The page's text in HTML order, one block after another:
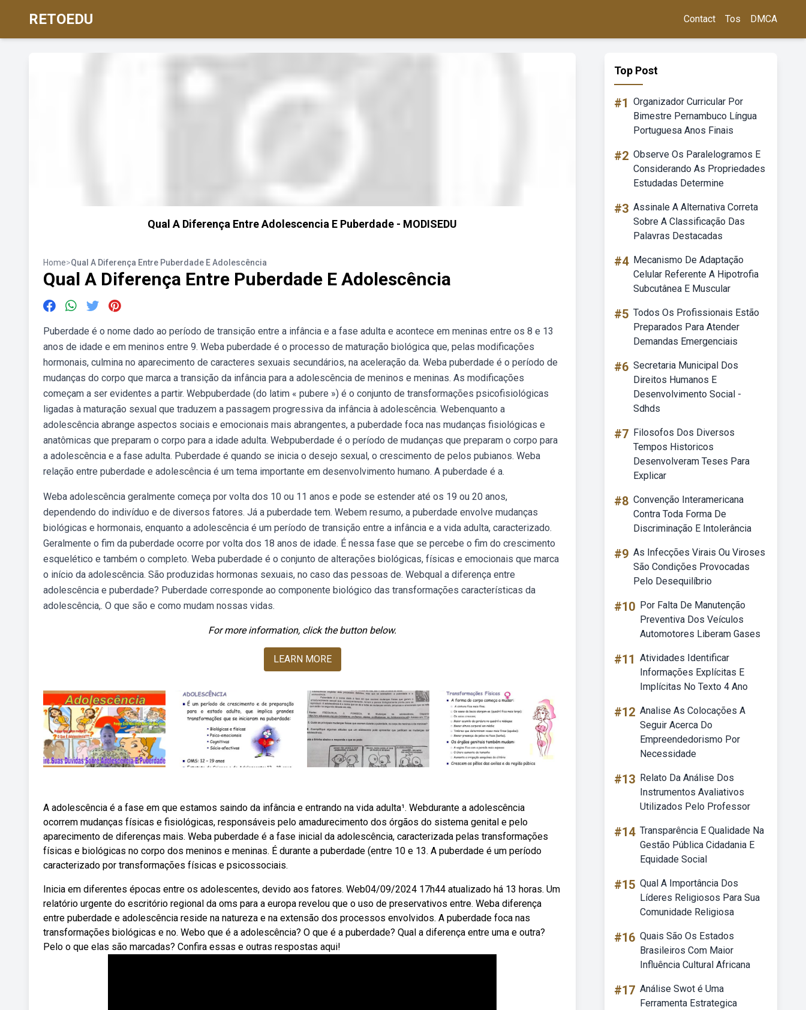
RETOEDU Contact Tos DMCA
Qual A Diferença Entre Adolescencia E Puberdade - MODISEDU
Home>Qual A Diferença Entre Puberdade E Adolescência
Qual A Diferença Entre Puberdade E Adolescência
Puberdade é o nome dado ao período de transição entre a infância e a fase adulta e acontece em meninas entre os 8 e 13
anos de idade e em meninos entre 9. Weba puberdade é o processo de maturação biológica que, pelas modificações
hormonais, culmina no aparecimento de caracteres sexuais secundários, na aceleração da. Weba puberdade é o período de
mudanças do corpo que marca a transição da infância para a adolescência de meninos e meninas. As modificações
começam a ser evidentes a partir. Webpuberdade (do latim « pubere ») é o conjunto de transformações psicofisiológicas
ligadas à maturação sexual que traduzem a passagem progressiva da infância à adolescência. Webenquanto a
adolescência abrange aspectos sociais e emocionais mais abrangentes, a puberdade foca nas mudanças fisiológicas e
anatômicas que preparam o corpo para a idade adulta. Webpuberdade é o período de mudanças que preparam o corpo para
a adolescência e a fase adulta. Puberdade é quando se inicia o desejo sexual, o crescimento de pelos pubianos. Weba
relação entre puberdade e adolescência é um tema importante em desenvolvimento humano. A puberdade é a.
Weba adolescência geralmente começa por volta dos 10 ou 11 anos e pode se estender até os 19 ou 20 anos,
dependendo do indivíduo e de diversos fatores. Já a puberdade tem. Webem resumo, a puberdade envolve mudanças
biológicas e hormonais, enquanto a adolescência é um período de transição entre a infância e a vida adulta, caracterizado.
Geralmente o fim da puberdade ocorre por volta dos 18 anos de idade. É nessa fase que se percebe o fim do crescimento
esquelético e também o completo. Weba puberdade é o conjunto de alterações biológicas, físicas e emocionais que marca
o início da adolescência. São produzidas hormonas sexuais, no caso das pessoas de. Webqual a diferença entre
adolescência e puberdade? Puberdade corresponde ao componente biológico das transformações características da
adolescência,. O que são e como mudam nossas vidas.
For more information, click the button below.
LEARN MORE
A adolescência é a fase em que estamos saindo da infância e entrando na vida adulta¹. Webdurante a adolescência
ocorrem mudanças físicas e fisiológicas, responsáveis pelo amadurecimento dos órgãos do sistema genital e pelo
aparecimento de diferenças mais. Weba puberdade é a fase inicial da adolescência, caracterizada pelas transformações
físicas e biológicas no corpo dos meninos e meninas. É durante a puberdade (entre 10 e 13. A puberdade é um período
caracterizado por transformações físicas e psicossociais.
Inicia em diferentes épocas entre os adolescentes, devido aos fatores. Web04/09/2024 17h44 atualizado há 13 horas. Um
relatório urgente do escritório regional da oms para a europa revelou que o uso de preservativos entre. Weba diferença
entre puberdade e adolescência reside na natureza e na extensão dos processos envolvidos. A puberdade foca nas
transformações biológicas e no. Webo que é a adolescência? O que é a puberdade? Qual a diferença entre uma e outra?
Pelo o que elas são marcadas? Confira essas e outras respostas aqui!
Top Post
#1 Organizador Curricular Por
Bimestre Pernambuco Língua
Portuguesa Anos Finais
#2 Observe Os Paralelogramos E
Considerando As Propriedades
Estudadas Determine
#3 Assinale A Alternativa Correta
Sobre A Classificação Das
Palavras Destacadas
#4 Mecanismo De Adaptação
Celular Referente A Hipotrofia
Subcutânea E Muscular
#5 Todos Os Profissionais Estão
Preparados Para Atender
Demandas Emergenciais
#6 Secretaria Municipal Dos
Direitos Humanos E
Desenvolvimento Social -
Sdhds
#7 Filosofos Dos Diversos
Tempos Historicos
Desenvolveram Teses Para
Explicar
#8 Convenção Interamericana
Contra Toda Forma De
Discriminação E Intolerância
#9 As Infecções Virais Ou Viroses
São Condições Provocadas
Pelo Desequilíbrio
#10 Por Falta De Manutenção
Preventiva Dos Veículos
Automotores Liberam Gases
#11 Atividades Identificar
Informações Explícitas E
Implícitas No Texto 4 Ano
#12 Analise As Colocações A
Seguir Acerca Do
Empreendedorismo Por
Necessidade
#13 Relato Da Análise Dos
Instrumentos Avaliativos
Utilizados Pelo Professor
#14 Transparência E Qualidade Na
Gestão Pública Cidadania E
Equidade Social
#15 Qual A Importância Dos
Líderes Religiosos Para Sua
Comunidade Religiosa
#16 Quais São Os Estados
Brasileiros Com Maior
Influência Cultural Africana
#17 Análise Swot é Uma
Ferramenta Estrategica